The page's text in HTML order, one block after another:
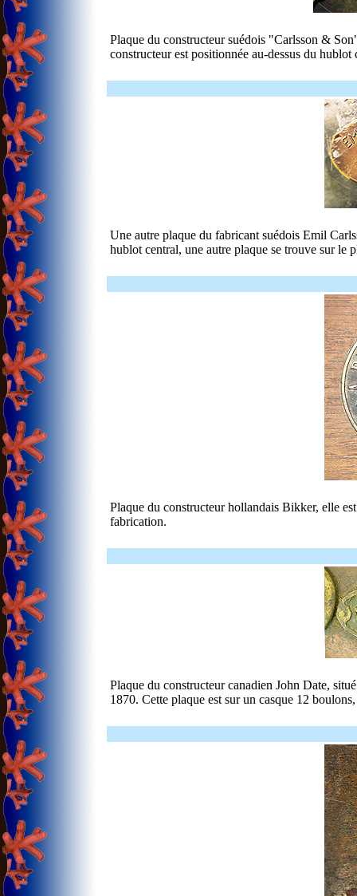
Plaque du constructeur suédois "Carlsson &
constructeur est positionnée au-dessus du hublot
Une autre plaque du fabricant suédois Emil
hublot central, une autre plaque se trouve sur le
Plaque du constructeur hollandais Bikker, elle
fabrication.
Plaque du constructeur canadien John Date,
1870. Cette plaque est sur un casque 12